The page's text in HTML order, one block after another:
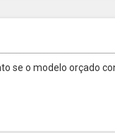
se o modelo orçado